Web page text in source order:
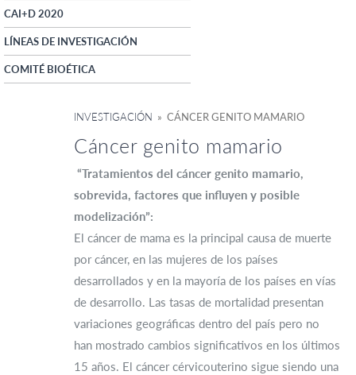
CAI+D 2020
LÍNEAS DE INVESTIGACIÓN
COMITÉ BIOÉTICA
INVESTIGACIÓN » CÁNCER GENITO MAMARIO
Cáncer genito mamario
“Tratamientos del cáncer genito mamario,
sobrevida, factores que influyen y posible
modelización”:
El cáncer de mama es la principal causa de muerte
por cáncer, en las mujeres de los países
desarrollados y en la mayoría de los países en vías
de desarrollo. Las tasas de mortalidad presentan
variaciones geográficas dentro del país pero no
han mostrado cambios significativos en los últimos
15 años. El cáncer cérvicouterino sigue siendo una